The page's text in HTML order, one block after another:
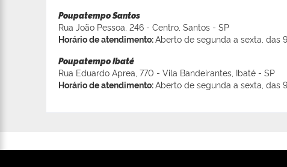
Poupatempo Santos
Rua João Pessoa, 246 - Centro, Santos - SP
Horário de atendimento:Aberto de segunda a sexta, das
Poupatempo Ibaté
Rua Eduardo Aprea, 770 - Vila Bandeirantes, Ibaté - SP
Horário de atendimento:Aberto de segunda a sexta, das